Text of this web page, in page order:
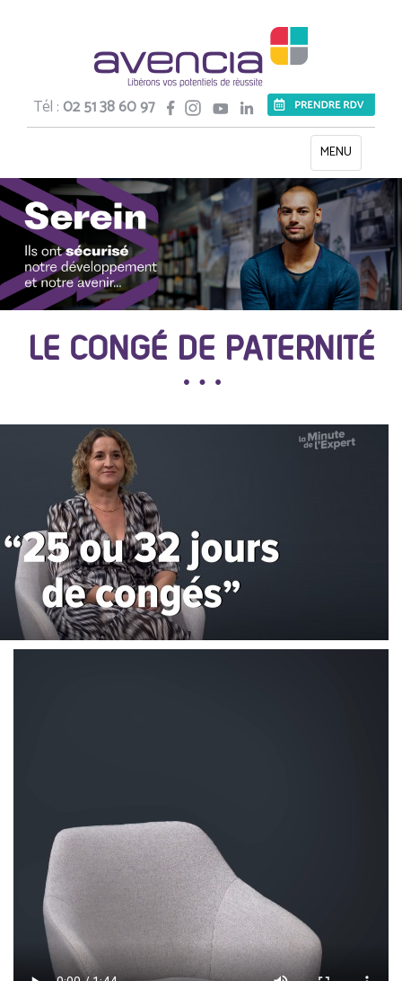
Tél :02 51 38 60 97
Toggle
navigation
MENU
LE CONGÉ DE PATERNITÉ